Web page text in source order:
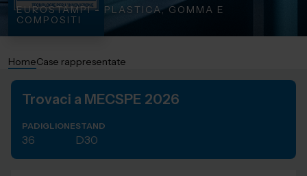
EUROSTAMPI - PLASTICA, GOMMA E
COMPOSITI
HomeCase rappresentate
Trovaci a MECSPE 2026
PADIGLIONE
36
STAND
D30